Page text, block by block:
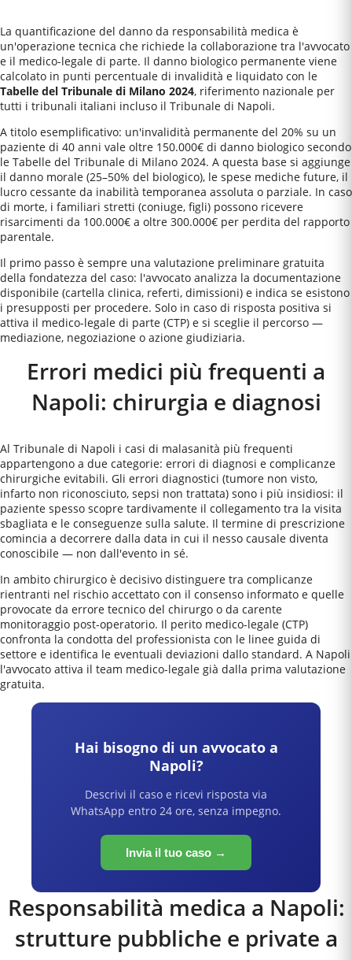
La quantificazione del danno da responsabilità medica è
un'operazione tecnica che richiede la collaborazione tra l'avvocato
e il medico-legale di parte. Il danno biologico permanente viene
calcolato in punti percentuale di invalidità e liquidato con le
Tabelle del Tribunale di Milano 2024, riferimento nazionale per
tutti i tribunali italiani incluso il Tribunale di Napoli.
A titolo esemplificativo: un'invalidità permanente del 20% su un
paziente di 40 anni vale oltre 150.000€ di danno biologico secondo
le Tabelle del Tribunale di Milano 2024. A questa base si aggiunge
il danno morale (25–50% del biologico), le spese mediche future, il
lucro cessante da inabilità temporanea assoluta o parziale. In caso
di morte, i familiari stretti (coniuge, figli) possono ricevere
risarcimenti da 100.000€ a oltre 300.000€ per perdita del rapporto
parentale.
Il primo passo è sempre una valutazione preliminare gratuita
della fondatezza del caso: l'avvocato analizza la documentazione
disponibile (cartella clinica, referti, dimissioni) e indica se esistono
i presupposti per procedere. Solo in caso di risposta positiva si
attiva il medico-legale di parte (CTP) e si sceglie il percorso —
mediazione, negoziazione o azione giudiziaria.
Errori medici più frequenti a
Napoli: chirurgia e diagnosi
Al Tribunale di Napoli i casi di malasanità più frequenti
appartengono a due categorie: errori di diagnosi e complicanze
chirurgiche evitabili. Gli errori diagnostici (tumore non visto,
infarto non riconosciuto, sepsi non trattata) sono i più insidiosi: il
paziente spesso scopre tardivamente il collegamento tra la visita
sbagliata e le conseguenze sulla salute. Il termine di prescrizione
comincia a decorrere dalla data in cui il nesso causale diventa
conoscibile — non dall'evento in sé.
In ambito chirurgico è decisivo distinguere tra complicanze
rientranti nel rischio accettato con il consenso informato e quelle
provocate da errore tecnico del chirurgo o da carente
monitoraggio post-operatorio. Il perito medico-legale (CTP)
confronta la condotta del professionista con le linee guida di
settore e identifica le eventuali deviazioni dallo standard. A Napoli
l'avvocato attiva il team medico-legale già dalla prima valutazione
gratuita.
Hai bisogno di un avvocato a
Napoli?
Descrivi il caso e ricevi risposta via
WhatsApp entro 24 ore, senza impegno.
Invia il tuo caso →
Responsabilità medica a Napoli:
strutture pubbliche e private a